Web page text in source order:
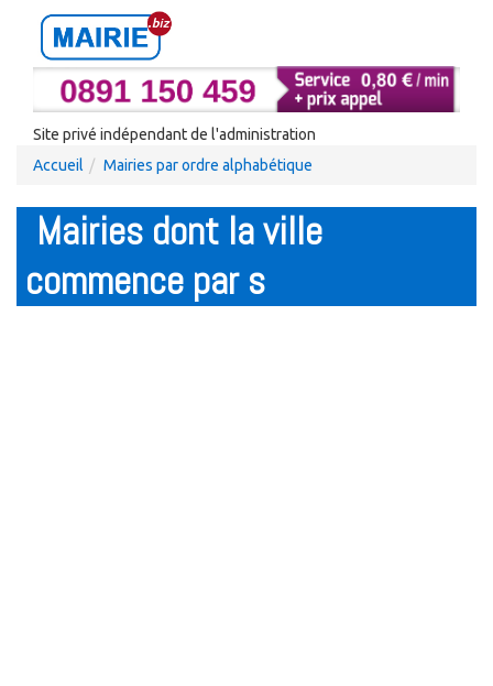
Site privé indépendant de l'administration
Accueil
Mairies par ordre alphabétique
Mairies dont la ville
commence par s